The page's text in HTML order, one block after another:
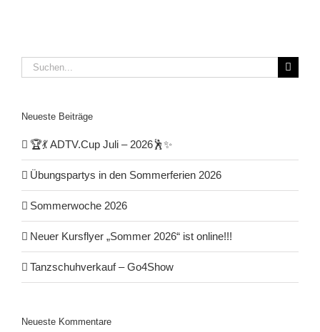
Suche
nach:
Neueste Beiträge
🏆💃 ADTV.Cup Juli – 2026🕺✨
Übungspartys in den Sommerferien 2026
Sommerwoche 2026
Neuer Kursflyer „Sommer 2026“ ist online!!!
Tanzschuhverkauf – Go4Show
Neueste Kommentare